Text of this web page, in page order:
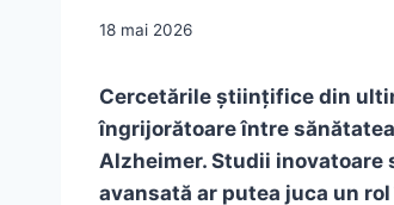
18 mai 2026
Cercetările științifice din
îngrijorătoare între
Alzheimer. Studii inovatoare
avansată ar putea juca un